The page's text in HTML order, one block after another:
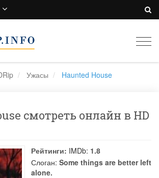
Ужасы Haunted House
смотреть онлайн в HD
Рейтинги: IMDb: 1.8
Слоган: Some things are better left
alone.